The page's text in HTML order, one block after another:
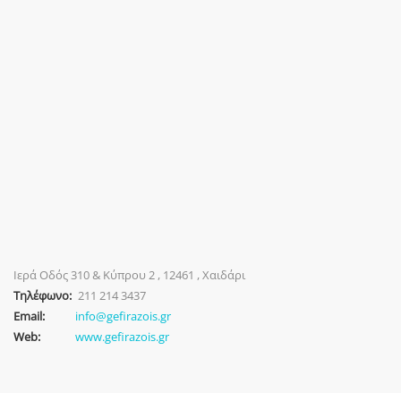
Ιερά Οδός 310 & Κύπρου 2 , 12461 , Χαιδάρι
Τηλέφωνο:211 214 3437
Email:
info@gefirazois.gr
Web:
www.gefirazois.gr